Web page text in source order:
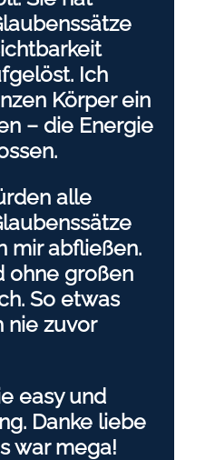
Ich
Körper ein
– die Energie
alle
mir abfließen.
ohne großen
So etwas
nie zuvor
easy und
Danke liebe
war mega!